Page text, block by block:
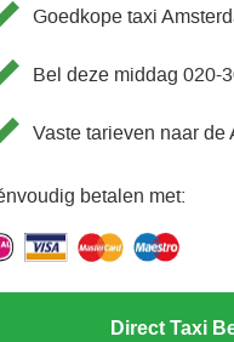
Goedkope taxi
Bel deze middag 020-
Vaste tarieven naar de
betalen met:
Direct Taxi